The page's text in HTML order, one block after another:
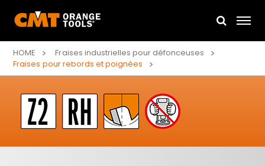
HOME
Fraises industrielles pour défonceuses
Fraises pour rebords et poignées